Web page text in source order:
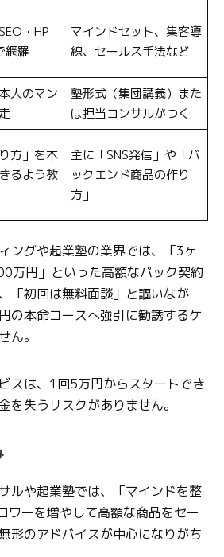
・HP
網羅
マインドセット、集客導
線、セールス手法など
人のマン
塾形式（集団講義）また
は担当コンサルがつく
方」を本
るよう教
主に「SNS発信」や「バ
ックエンド商品の作り
方」
ングや起業塾の業界では、「3ヶ
万円」といった高額なパック契約
「初回は無料面談」と謳いなが
の本命コースへ強引に勧誘するケ
ん。
スは、1回5万円からスタートでき
を失うリスクがありません。
ルや起業塾では、「マインドを整
ワーを増やして高額な商品をセー
形のアドバイスが中心になりがち